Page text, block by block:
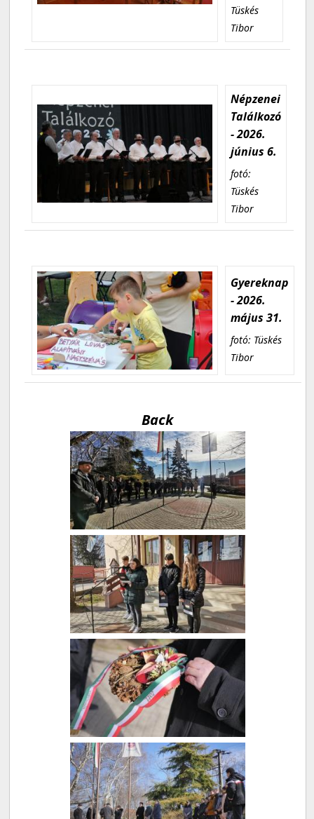
Tüskés
Tibor
Népzenei
Találkozó
- 2026.
június 6.
fotó:
Tüskés
Tibor
Gyereknap
- 2026.
május 31.
fotó: Tüskés
Tibor
Back